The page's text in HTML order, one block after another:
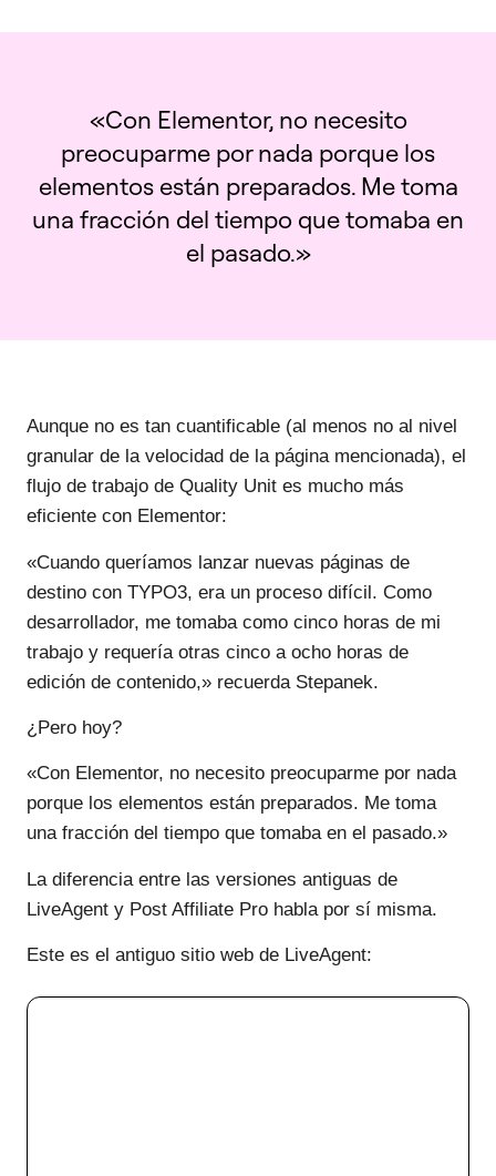
«Con Elementor, no necesito
preocuparme por nada porque los
elementos están preparados. Me toma
una fracción del tiempo que tomaba en
el pasado.»
Aunque no es tan cuantificable (al menos no al nivel
granular de la velocidad de la página mencionada), el
flujo de trabajo de Quality Unit es mucho más
eficiente con Elementor:
«Cuando queríamos lanzar nuevas páginas de
destino con TYPO3, era un proceso difícil. Como
desarrollador, me tomaba como cinco horas de mi
trabajo y requería otras cinco a ocho horas de
edición de contenido,» recuerda Stepanek.
¿Pero hoy?
«Con Elementor, no necesito preocuparme por nada
porque los elementos están preparados. Me toma
una fracción del tiempo que tomaba en el pasado.»
La diferencia entre las versiones antiguas de
LiveAgent y Post Affiliate Pro habla por sí misma.
Este es el antiguo sitio web de LiveAgent: